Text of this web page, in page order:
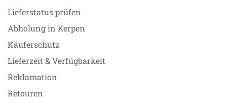
Lieferstatus prüfen
Abholung in Kerpen
Käuferschutz
Lieferzeit & Verfügbarkeit
Reklamation
Retouren